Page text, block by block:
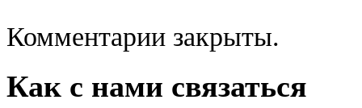
Комментарии закрыты.
Как с нами связаться